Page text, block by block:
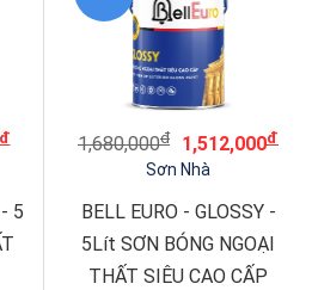
5
1,680,000đ 1,512,000đ
Sơn Nhà
BELL EURO - GLOSSY -
5Lít SƠN BÓNG NGOẠI
THẤT SIÊU CAO CẤP